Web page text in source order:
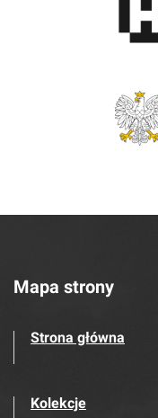
Mapa strony
Strona główna
Kolekcje